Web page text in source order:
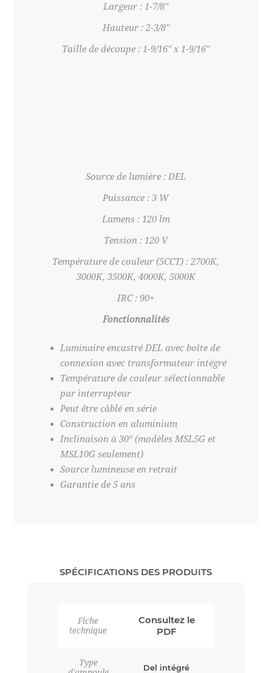
Largeur : 1-7/8"
Hauteur : 2-3/8"
Taille de découpe : 1-9/16" x 1-9/16"
Source de lumière : DEL
Puissance : 3 W
Lumens : 120 lm
Tension : 120 V
Température de couleur (5CCT) : 2700K,
3000K, 3500K, 4000K, 5000K
IRC : 90+
Fonctionnalités
Luminaire encastré DEL avec boîte de
connexion avec transformateur intégré
Température de couleur sélectionnable
par interrupteur
Peut être câblé en série
Construction en aluminium
Inclinaison à 30° (modèles MSL5G et
MSL10G seulement)
Source lumineuse en retrait
Garantie de 5 ans
SPÉCIFICATIONS DES PRODUITS
Fiche
technique
Consultez le
PDF
Type
Del intégré